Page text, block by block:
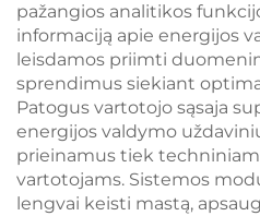
pažangios analitikos
informaciją apie energijos
leisdamos priimti
sprendimus siekiant
Patogus vartotojo sąsaja
energijos valdymo
prieinamus tiek
vartotojams. Sistemos
lengvai keisti mastą,